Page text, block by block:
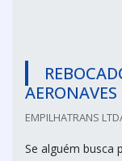
AERONAVES
EMPILHATRANS
Se alguém busca